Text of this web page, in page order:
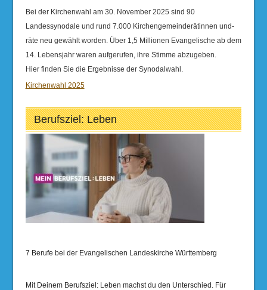
Bei der Kirchenwahl am 30. November 2025 sind 90
Landessynodale und rund 7.000 Kirchengemeinderätinnen und-
räte neu gewählt worden. Über 1,5 Millionen Evangelische ab dem
14. Lebensjahr waren aufgerufen, ihre Stimme abzugeben.
Hier finden Sie die Ergebnisse der Synodalwahl.
Kirchenwahl 2025
Berufsziel: Leben
7 Berufe bei der Evangelischen Landeskirche Württemberg
Mit Deinem Berufsziel: Leben machst du den Unterschied. Für